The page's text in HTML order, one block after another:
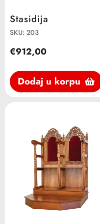
Stasidija
SKU: 203
€912,00
Dodaj u korpu